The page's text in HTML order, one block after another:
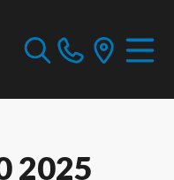
2025